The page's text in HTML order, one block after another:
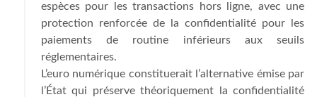
espèces pour les transactions hors ligne, avec une
protection renforcée de la confidentialité pour les
paiements de routine inférieurs aux seuils
réglementaires.
L’euro numérique constituerait l’alternative émise par
l’État qui préserve théoriquement la confidentialité